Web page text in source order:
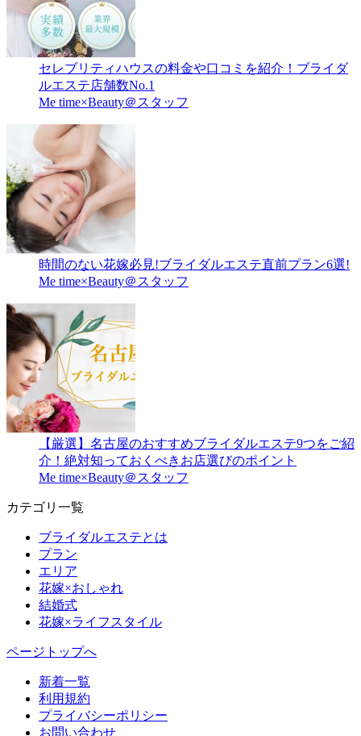
セレブリティハウスの料金や口コミを紹介！ブライダ
ルエステ店舗数No.1
Me time×Beauty＠スタッフ
時間のない花嫁必見!ブライダルエステ直前プラン6選!
Me time×Beauty＠スタッフ
【厳選】名古屋のおすすめブライダルエステ9つをご紹
介！絶対知っておくべきお店選びのポイント
Me time×Beauty＠スタッフ
カテゴリ一覧
ブライダルエステとは
プラン
エリア
花嫁×おしゃれ
結婚式
花嫁×ライフスタイル
ページトップへ
新着一覧
利用規約
プライバシーポリシー
お問い合わせ